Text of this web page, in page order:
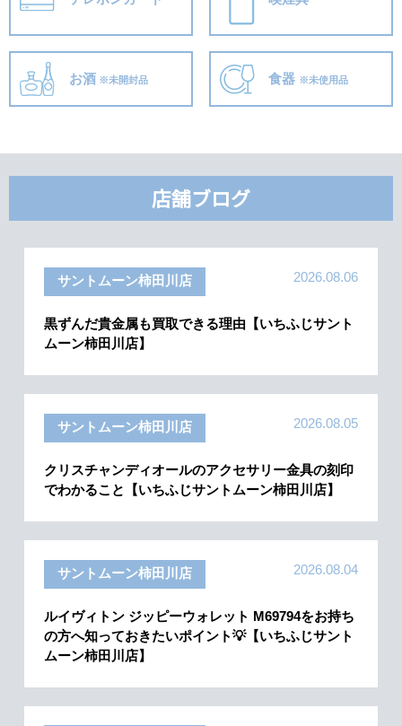
お酒 ※未開封品 食器 ※未使用品
店舗ブログ
サントムーン柿田川店 2026.08.06
黒ずんだ貴金属も買取できる理由【いちふじサント
ムーン柿田川店】
サントムーン柿田川店 2026.08.05
クリスチャンディオールのアクセサリー金具の刻印
でわかること【いちふじサントムーン柿田川店】
サントムーン柿田川店 2026.08.04
ルイヴィトン ジッピーウォレット M69794をお持ち
の方へ知っておきたいポイント💡【いちふじサント
ムーン柿田川店】